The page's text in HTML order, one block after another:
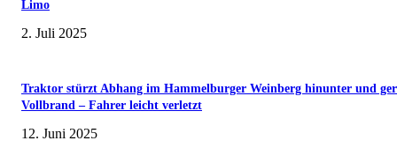
Limo
2. Juli 2025
Traktor stürzt Abhang im Hammelburger Weinberg hinunter und
Vollbrand – Fahrer leicht verletzt
12. Juni 2025